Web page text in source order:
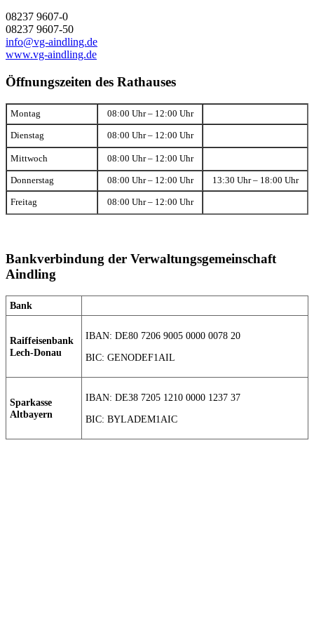
08237 9607-0
08237 9607-50
info@vg-aindling.de
www.vg-aindling.de
Öffnungszeiten des Rathauses
Montag 08:00 Uhr – 12:00 Uhr
Dienstag 08:00 Uhr – 12:00 Uhr
Mittwoch 08:00 Uhr – 12:00 Uhr
Donnerstag 08:00 Uhr – 12:00 Uhr 13:30 Uhr – 18:00 Uhr
Freitag 08:00 Uhr – 12:00 Uhr
Bankverbindung der Verwaltungsgemeinschaft
Aindling
Bank
Raiffeisenbank
Lech-Donau
IBAN: DE80 7206 9005 0000 0078 20
BIC: GENODEF1AIL
Sparkasse
Altbayern
IBAN: DE38 7205 1210 0000 1237 37
BIC: BYLADEM1AIC